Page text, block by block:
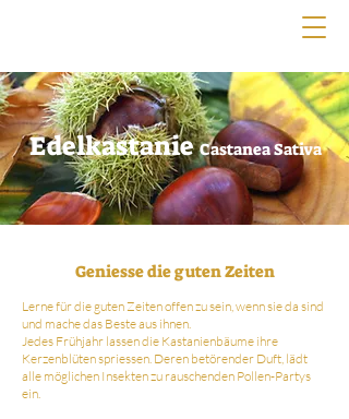
EdelkastanieCastanea Sativa
Geniesse die guten Zeiten
Lerne für die guten Zeiten offen zu sein, wenn sie da sind
und mache das Beste aus ihnen.
Jedes Frühjahr lassen die Kastanienbäume ihre
Kerzenblüten spriessen. Deren betörender Duft, lädt
alle möglichen Insekten zu rauschenden Pollen-Partys
ein.